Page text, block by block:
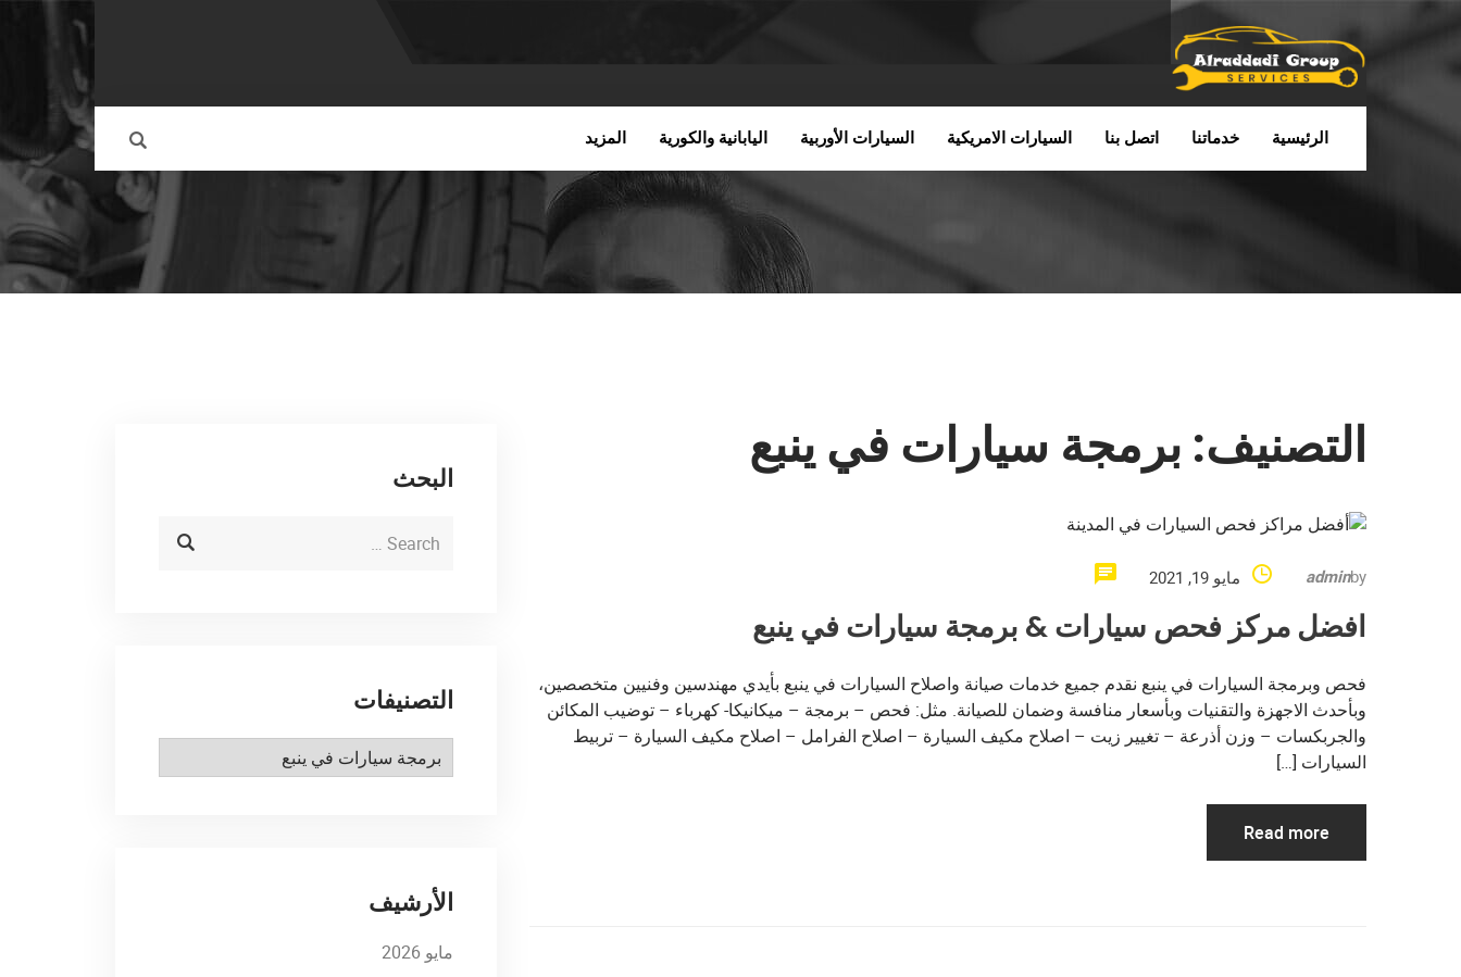
الرئيسية خدماتنا اتصل بنا السيارات الامريكية السيارات الأوربية اليابانية والكورية المزيد
التصنيف: برمجة سيارات في ينبع
by
admin مايو 19, 2021
افضل مركز فحص سيارات & برمجة سيارات في ينبع
فحص وبرمجة السيارات في ينبع نقدم جميع خدمات صيانة واصلاح السيارات في ينبع بأيدي مهندسين وفنيين متخصصين،
وبأحدث الاجهزة والتقنيات وبأسعار منافسة وضمان للصيانة. مثل: فحص – برمجة – ميكانيكا- كهرباء – توضيب المكائن
والجربكسات – وزن أذرعة – تغيير زيت – اصلاح مكيف السيارة – اصلاح الفرامل – اصلاح مكيف السيارة – تربيط
السيارات […]
Read more
البحث
التصنيفات
التصنيفات
الأرشيف
مايو 2026